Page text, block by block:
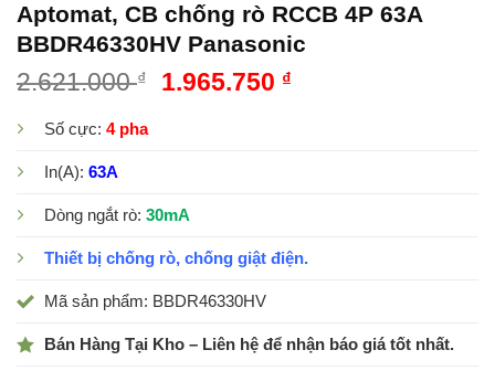
Aptomat, CB chống rò RCCB 4P 63A
BBDR46330HV Panasonic
2.621.000₫ 1.965.750 ₫
Số cực: 4 pha
In(A): 63A
Dòng ngắt rò: 30mA
Thiết bị chống rò, chống giật điện.
Mã sản phẩm: BBDR46330HV
Bán Hàng Tại Kho – Liên hệ để nhận báo giá tốt nhất.